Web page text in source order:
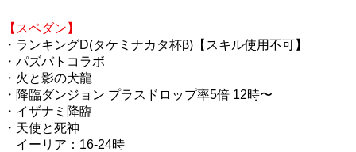
【スペダン】
・ランキングD(タケミナカタ杯β)【スキル使用不可】
・パズバトコラボ
・火と影の犬龍
・降臨ダンジョン プラスドロップ率5倍 12時〜
・イザナミ降臨
・天使と死神
イーリア：16-24時